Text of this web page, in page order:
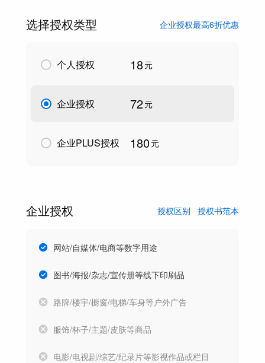
选择授权类型 企业授权最高6折优惠
个人授权 18元
企业授权 72元
企业PLUS授权 180元
企业授权 授权区别 授权书范本
网站/自媒体/电商等数字用途
图书/海报/杂志/宣传册等线下印刷品
路牌/楼宇/橱窗/电梯/车身等户外广告
服饰/杯子/主题/皮肤等商品
电影/电视剧/综艺/纪录片等影视作品或栏目